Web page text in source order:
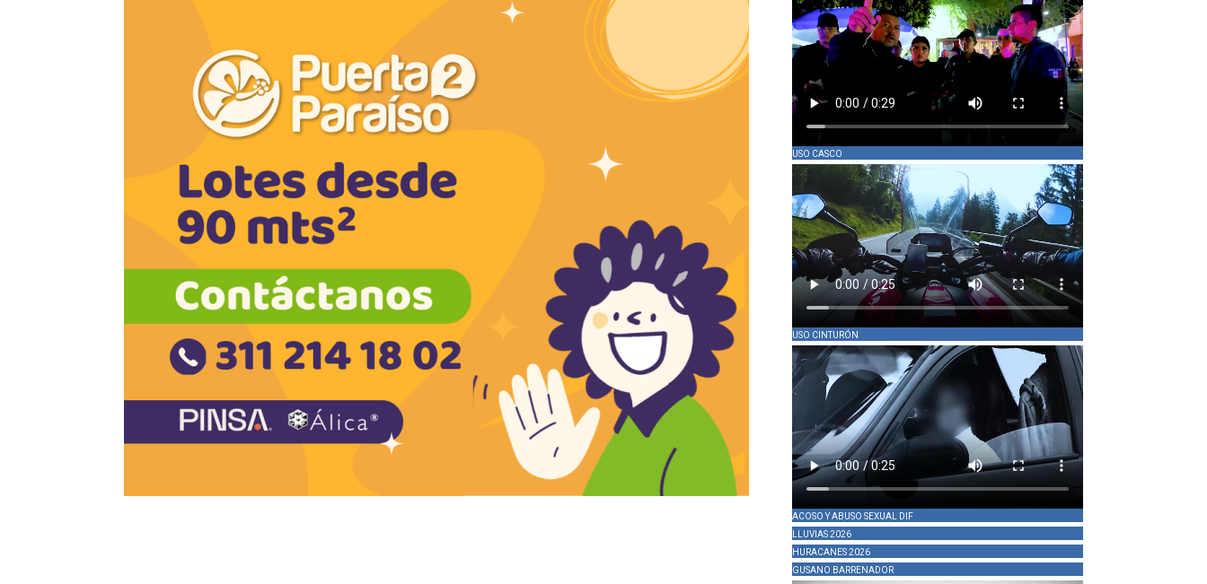
USO CASCO
USO CINTURÓN
ACOSO Y ABUSO SEXUAL DIF
LLUVIAS 2026
HURACANES 2026
GUSANO BARRENADOR